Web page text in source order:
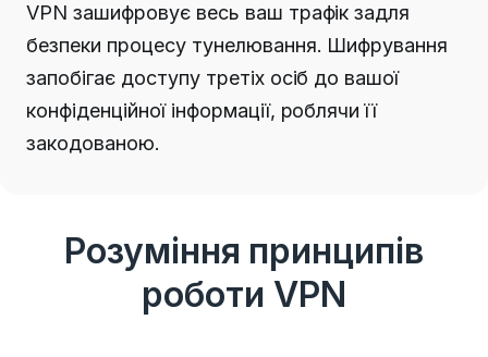
VPN зашифровує весь ваш трафік задля
безпеки процесу тунелювання. Шифрування
запобігає доступу третіх осіб до вашої
конфіденційної інформації, роблячи її
закодованою.
Розуміння принципів
роботи VPN